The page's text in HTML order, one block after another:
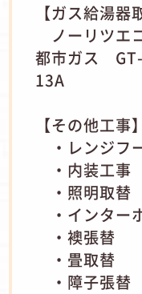
【ガス給湯器
ノーリツエ
都市ガス
13A
【その他工事】
・レンジフ
・内装工事
・照明取替
・インター
・襖張替
・畳取替
・障子張替